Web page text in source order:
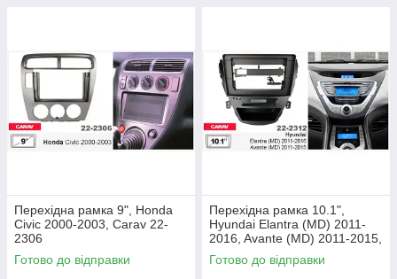
Перехідна рамка 9", Honda
Civic 2000-2003, Carav 22-
2306
Готово до відправки
Перехідна рамка 10.1",
Hyundai Elantra (MD) 2011-
2016, Avante (MD) 2011-2015,
Carav 22-2312
Готово до відправки